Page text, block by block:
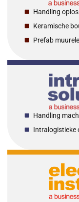
Handling
Keramische
Prefab
Handling
Intralogistieke